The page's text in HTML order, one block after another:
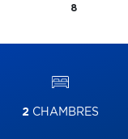
8
2 CHAMBRES